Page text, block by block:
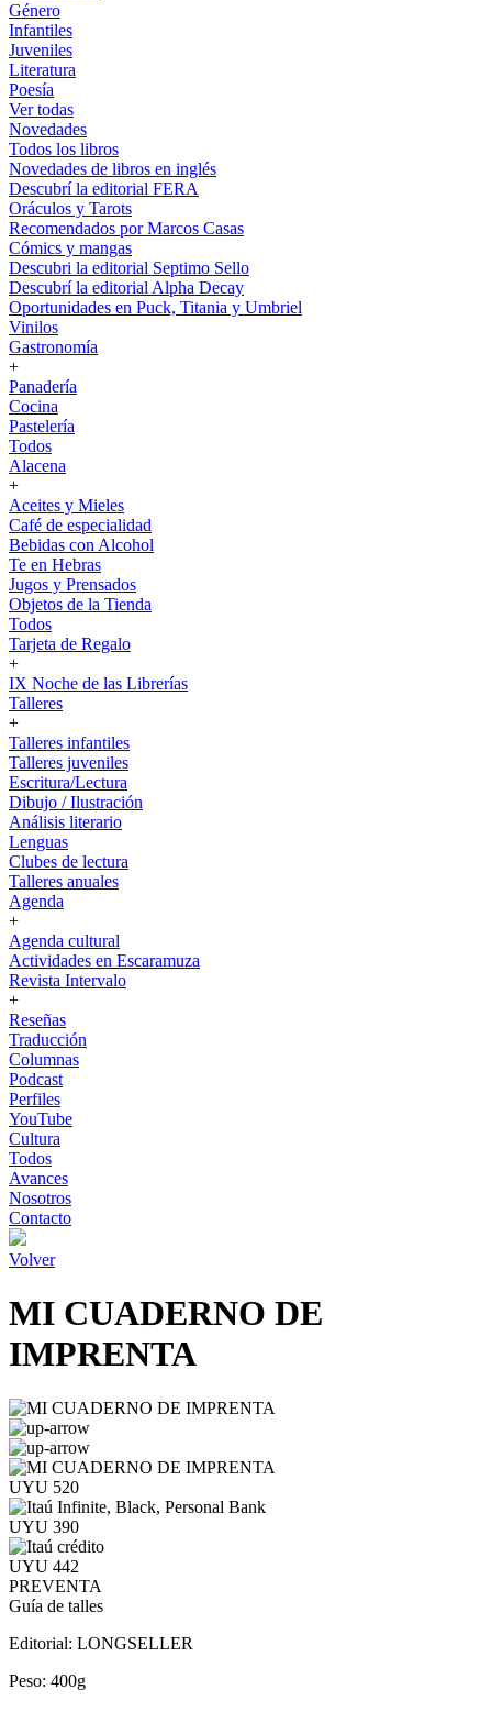
Género
Infantiles
Juveniles
Literatura
Poesía
Ver todas
Novedades
Todos los libros
Novedades de libros en inglés
Descubrí la editorial FERA
Oráculos y Tarots
Recomendados por Marcos Casas
Cómics y mangas
Descubri la editorial Septimo Sello
Descubrí la editorial Alpha Decay
Oportunidades en Puck, Titania y Umbriel
Vinilos
Gastronomía
+
Panadería
Cocina
Pastelería
Todos
Alacena
+
Aceites y Mieles
Café de especialidad
Bebidas con Alcohol
Te en Hebras
Jugos y Prensados
Objetos de la Tienda
Todos
Tarjeta de Regalo
+
IX Noche de las Librerías
Talleres
+
Talleres infantiles
Talleres juveniles
Escritura/Lectura
Dibujo / Ilustración
Análisis literario
Lenguas
Clubes de lectura
Talleres anuales
Agenda
+
Agenda cultural
Actividades en Escaramuza
Revista Intervalo
+
Reseñas
Traducción
Columnas
Podcast
Perfiles
YouTube
Cultura
Todos
Avances
Nosotros
Contacto
Volver
MI CUADERNO DE
IMPRENTA
UYU 520
UYU 390
UYU 442
PREVENTA
Guía de talles
Editorial: LONGSELLER
Peso: 400g